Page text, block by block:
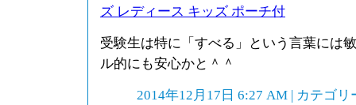
ズ レディース キッズ ポーチ付
受験生は特に「すべる」という言葉には
ル的にも安心かと＾＾
2014年12月17日 6:27 AM | カテゴリ